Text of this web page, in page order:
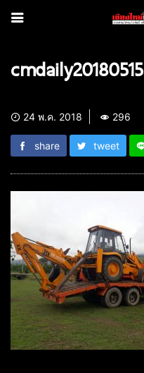
cmdaily20180515
24 พ.ค. 2018 296
share tweet